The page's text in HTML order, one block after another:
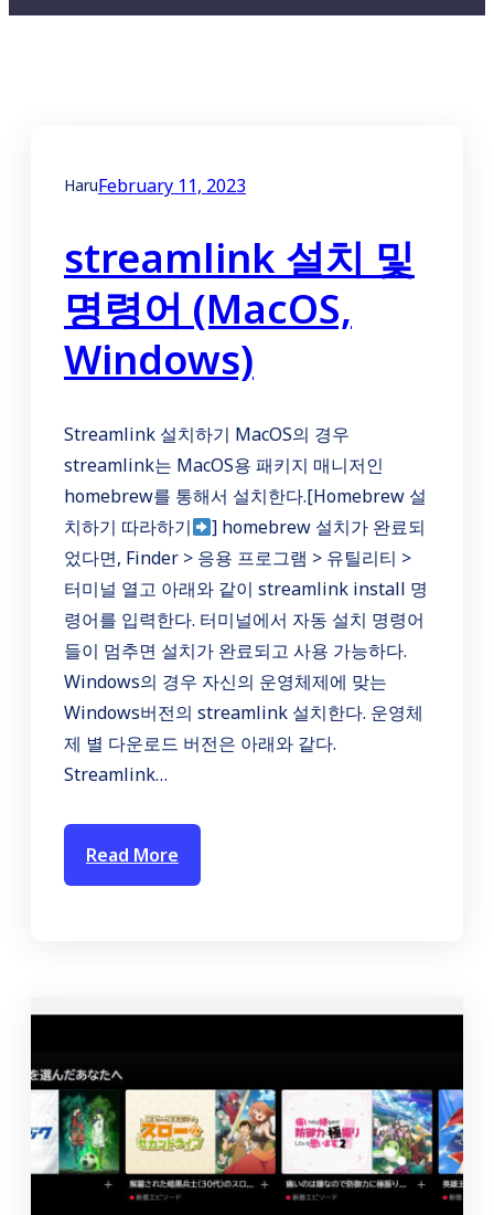
HaruFebruary 11, 2023
streamlink 설치 및
명령어 (MacOS,
Windows)
Streamlink 설치하기 MacOS의 경우
streamlink는 MacOS용 패키지 매니저인
homebrew를 통해서 설치한다.[Homebrew 설
치하기 따라하기
] homebrew 설치가 완료되
었다면, Finder > 응용 프로그램 > 유틸리티 >
터미널 열고 아래와 같이 streamlink install 명
령어를 입력한다. 터미널에서 자동 설치 명령어
들이 멈추면 설치가 완료되고 사용 가능하다.
Windows의 경우 자신의 운영체제에 맞는
Windows버전의 streamlink 설치한다. 운영체
제 별 다운로드 버전은 아래와 같다.
Streamlink…
Read More